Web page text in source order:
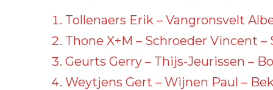
Tollenaers Erik – Vangronsvelt
Thone X+M – Schroeder Vincent –
Geurts Gerry – Thijs-Jeurissen –
Weytjens Gert – Wijnen Paul –